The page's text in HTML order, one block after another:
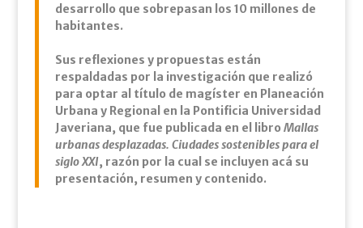
desarrollo que sobrepasan los 10 millones de
habitantes.
Sus reflexiones y propuestas están
respaldadas por la investigación que realizó
para optar al título de magíster en Planeación
Urbana y Regional en la Pontificia Universidad
Javeriana, que fue publicada en el libro Mallas
urbanas desplazadas. Ciudades sostenibles para el
siglo XXI, razón por la cual se incluyen acá su
presentación, resumen y contenido.